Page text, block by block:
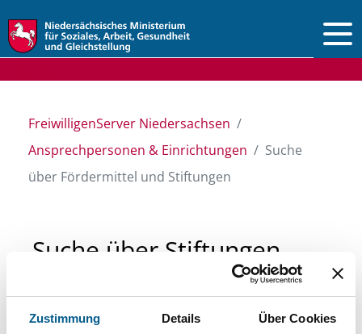
Zustimmung Details Über Cookies
FreiwilligenServer Niedersachsen
Ansprechpersonen & Einrichtungen
Suche
über Fördermittel und Stiftungen
Suche über Stiftungen
und Fördermittel